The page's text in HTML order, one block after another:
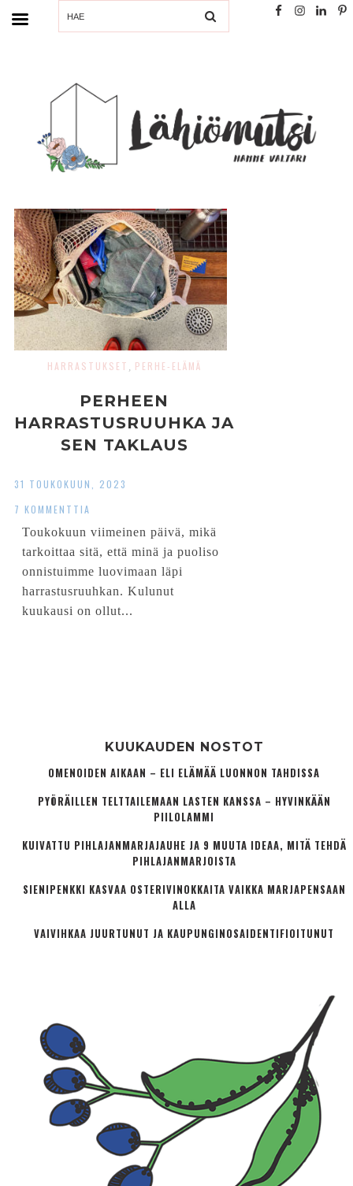
SEARCH
HARRASTUKSET PERHE-ELÄMÄ
PERHEEN
HARRASTUSRUUHKA JA
SEN TAKLAUS
31 TOUKOKUUN, 2023
7 KOMMENTTIA
Toukokuun viimeinen päivä, mikä
tarkoittaa sitä, että minä ja puoliso
onnistuimme luovimaan läpi
harrastusruuhkan. Kulunut
kuukausi on ollut...
KUUKAUDEN NOSTOT
OMENOIDEN AIKAAN – ELI ELÄMÄÄ LUONNON TAHDISSA
PYÖRÄILLEN TELTTAILEMAAN LASTEN KANSSA – HYVINKÄÄN
PIILOLAMMI
KUIVATTU PIHLAJANMARJAJAUHE JA 9 MUUTA IDEAA, MITÄ TEHDÄ
PIHLAJANMARJOISTA
SIENIPENKKI KASVAA OSTERIVINOKKAITA VAIKKA MARJAPENSAAN
ALLA
VAIVIHKAA JUURTUNUT JA KAUPUNGINOSA­IDENTIFIOITUNUT